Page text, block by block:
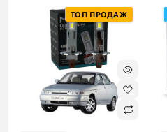
ТОП ПРОДАЖ